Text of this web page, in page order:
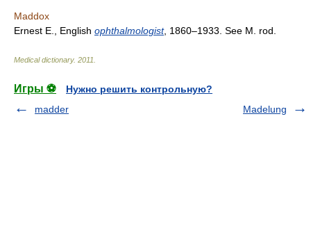
Maddox
Ernest E., English ophthalmologist, 1860–1933. See M. rod.
Medical dictionary. 2011
Игры ⚽
Нужно решить контрольную?
madder
Madelung